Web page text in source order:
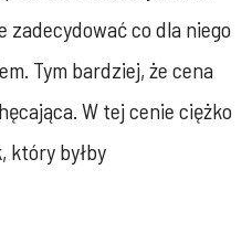
zadecydować co dla niego
Tym bardziej, że cena
W tej cenie ciężko
który byłby